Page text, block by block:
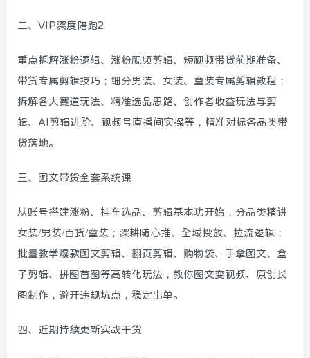
二、VIP深度陪跑2
重点拆解涨粉逻辑、涨粉视频剪辑、短视频带货前期准备、
带货专属剪辑技巧；细分男装、女装、童装专属剪辑教程；
拆解各大赛道玩法、精准选品思路、创作者收益玩法与剪
辑、AI剪辑进阶、视频号直播间实操等，精准对标各品类带
货落地。
三、图文带货全套系统课
从账号搭建涨粉、挂车选品、剪辑基本功开始，分品类精讲
女装/男装/百货/童装；深耕随心推、全域投放、拉流逻辑；
批量教学爆款图文剪辑、翻页剪辑、购物袋、手拿图文、盒
子剪辑、拼图首图等高转化玩法，教你图文变视频、原创长
图制作，避开违规坑点，稳定出单。
四、近期持续更新实战干货